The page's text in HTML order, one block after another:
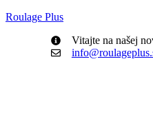
Roulage Plus
Vitajte na našej